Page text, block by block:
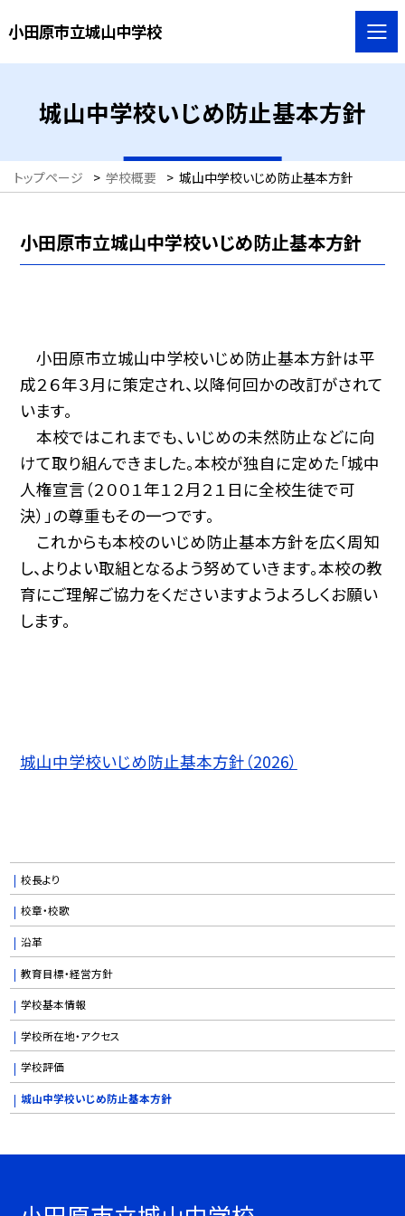
小田原市立城山中学校
城山中学校いじめ防止基本方針
トップページ > 学校概要 > 城山中学校いじめ防止基本方針
小田原市立城山中学校いじめ防止基本方針
小田原市立城山中学校いじめ防止基本方針は平
成２６年３月に策定され、以降何回かの改訂がされて
います。
本校ではこれまでも、いじめの未然防止などに向
けて取り組んできました。本校が独自に定めた「城中
人権宣言（２００１年１２月２１日に全校生徒で可
決）」の尊重もその一つです。
これからも本校のいじめ防止基本方針を広く周知
し、よりよい取組となるよう努めていきます。本校の教
育にご理解ご協力をくださいますようよろしくお願い
します。
城山中学校いじめ防止基本方針（2026）
校長より
校章・校歌
沿革
教育目標・経営方針
学校基本情報
学校所在地・アクセス
学校評価
城山中学校いじめ防止基本方針